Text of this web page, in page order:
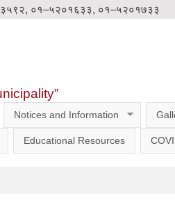
०१–५२०१६३३, ०१–५२०१७३३
Notices and Information
Educational Resources